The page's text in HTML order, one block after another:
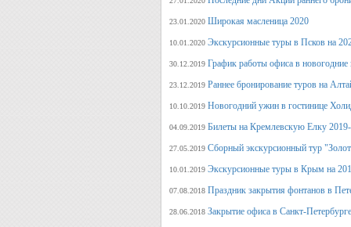
23.01.2020 Широкая масленица 2020
10.01.2020 Экскурсионные туры в Псков на
30.12.2019 График работы офиса в новогодние
23.12.2019 Раннее бронирование туров на
10.10.2019 Новогодний ужин в гостинице
04.09.2019 Билеты на Кремлевскую Елку
27.05.2019 Сборный экскурсионный тур
10.01.2019 Экскурсионные туры в Крым на
07.08.2018 Праздник закрытия фонтанов в
28.06.2018 Закрытие офиса в Санкт-